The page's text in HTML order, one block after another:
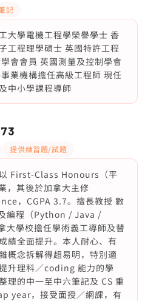
記
大學電機工程學榮譽學士 香
工程理學碩士 英國特許工程
會會員 英國測量及控制學會
業機構擔任高級工程師 現任
中小學課程導師
提供練習題/試題
First-Class Honours（平
，其後於加拿大主修
，CGPA 3.7。擅長教授 數
編程（Python / Java /
大學校擔任學術義工導師及替
績全面提升。本人耐心、有
概念拆解得超易明，特別適
升理科／coding 能力的學
理的中一至中六筆記及 CS 重
year，接受面授／網課，有